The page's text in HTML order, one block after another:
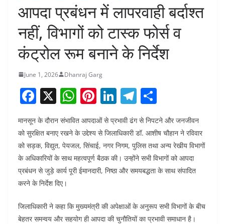
आपदा प्रबंधन में लापरवाही बर्दाश्त
नहीं, विभागों को टास्क फोर्स व
कंट्रोल रूम बनाने के निर्देश
June 1, 2026 Dhanraj Garg
F
a
c
e
b
o
o
k
X W
at
s
A
p
Pi
nt
er
e
st
Li
n
k
e
dI
n
T
el
e
gr
a
m
h
ar
e
मानसून के दौरान संभावित आपदाओं से प्रभावी ढंग से निपटने और जनजीवन
को सुरक्षित बनाए रखने के उद्देश्य से जिलाधिकारी डॉ. आशीष चौहान ने रविवार
को सड़क, विद्युत, पेयजल, सिंचाई, नगर निगम, पुलिस तथा अन्य रेखीय विभागों
के अधिकारियों के साथ महत्वपूर्ण बैठक की। उन्होंने सभी विभागों को आपदा
प्रबंधन से जुड़े कार्य पूरी ईमानदारी, निष्ठा और समयबद्धता के साथ संपादित
करने के निर्देश दिए।
जिलाधिकारी ने कहा कि मुख्यमंत्री की अपेक्षाओं के अनुरूप सभी विभागों के बीच
बेहतर समन्वय और सहयोग ही आपदा की चुनौतियों का प्रभावी समाधान है।